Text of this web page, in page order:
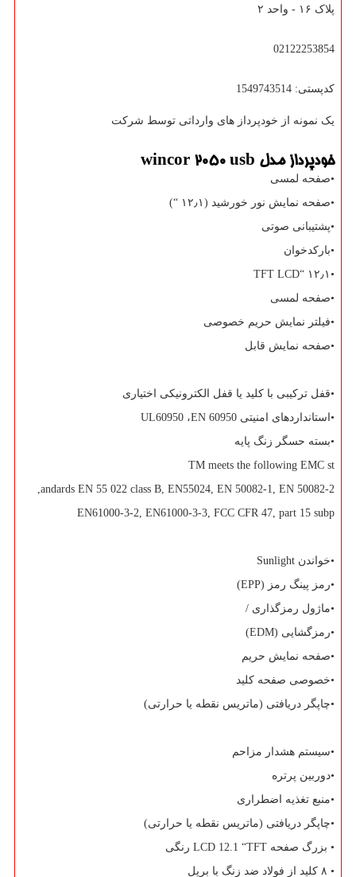
پلاک ۱۶ - واحد ۲
02122253854
کدپستی: 1549743514
یک نمونه از خودپرداز های وارداتی توسط شرکت
خودپرداز مدل wincor 2050 usb
•صفحه لمسی
•صفحه نمایش نور خورشید (۱۲٫۱ “)
•پشتیبانی صوتی
•بارکدخوان
•۱۲٫۱ “
TFT LCD
•صفحه لمسی
•فیلتر نمایش حریم خصوصی
•صفحه نمایش قابل
•قفل ترکیبی با کلید یا قفل الکترونیکی اختیاری
•استانداردهای امنیتی EN 60950، UL60950
•بسته حسگر زنگ پایه
TM meets the following EMC st
andards EN 55 022 class B, EN55024, EN 50082-1, EN 50082-2
EN61000-3-2, EN61000-3-3, FCC CFR 47, part 15 subp
•خواندن Sunlight
•رمز پینگ رمز (EPP
)
•ماژول رمزگذاری /
•رمزگشایی (EDM
)
•صفحه نمایش حریم
•خصوصی صفحه کلید
•چاپگر دریافتی (ماتریس نقطه یا حرارتی)
•سیستم هشدار مزاحم
•دوربین پرتره
•منبع تغذیه اضطراری
•چاپگر دریافتی (ماتریس نقطه یا حرارتی)
• بزرگ صفحه LCD 12.1 “TFT رنگی
• ۸ کلید از فولاد ضد زنگ با بریل